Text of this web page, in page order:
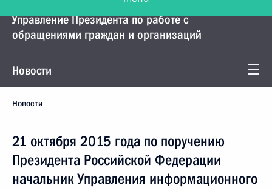
Управление Президента по работе с
обращениями граждан и организаций
Новости
Новости
21 октября 2015 года по поручению
Президента Российской Федерации
начальник Управления информационного